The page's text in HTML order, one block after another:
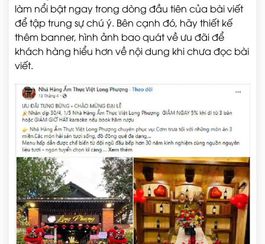
làm nổi bật ngay trong dòng đầu tiên của bài viết
để tập trung sự chú ý. Bên cạnh đó, hãy thiết kế
thêm banner, hình ảnh bao quát về ưu đãi để
khách hàng hiểu hơn về nội dung khi chưa đọc bài
viết.